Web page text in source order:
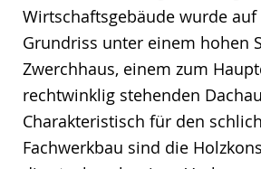
Wirtschaftsgebäude wurde
Grundriss unter einem hohen
Zwerchhaus, einem zum
rechtwinklig stehenden
Charakteristisch für den
Fachwerkbau sind die